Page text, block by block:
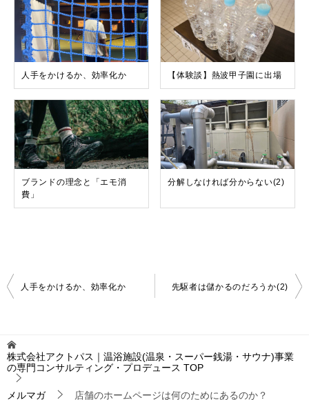
人手をかけるか、効率化か 【体験談】熱波甲子園に出場
ブランドの理念と「エモ消
費」
分解しなければ分からない(2)
投
稿
ゲ
ー
シ
ョ
人手をかけるか、効率化か 先駆者は儲かるのだろうか(2)
株式会社アクトパス｜温浴施設(温泉・スーパー銭湯・サウナ)事業
の専門コンサルティング・プロデュース TOP
メルマガ 店舗のホームページは何のためにあるのか？